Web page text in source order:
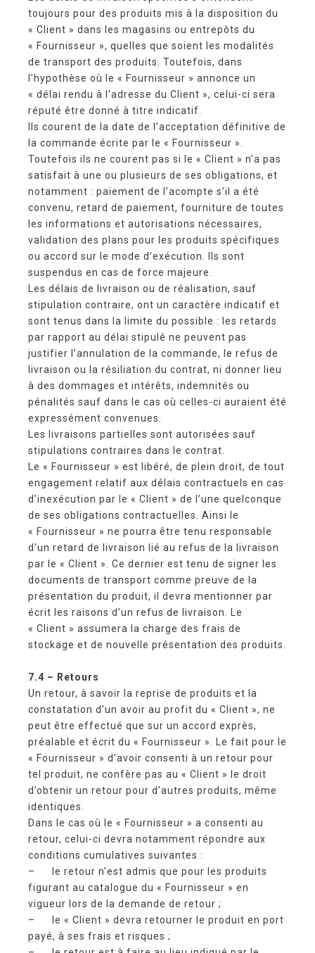
toujours pour des produits mis à la disposition du
« Client » dans les magasins ou entrepôts du
« Fournisseur », quelles que soient les modalités
de transport des produits. Toutefois, dans
l’hypothèse où le « Fournisseur » annonce un
« délai rendu à l’adresse du Client », celui-ci sera
réputé être donné à titre indicatif.
Ils courent de la date de l’acceptation définitive de
la commande écrite par le « Fournisseur ».
Toutefois ils ne courent pas si le « Client » n’a pas
satisfait à une ou plusieurs de ses obligations, et
notamment : paiement de l’acompte s’il a été
convenu, retard de paiement, fourniture de toutes
les informations et autorisations nécessaires,
validation des plans pour les produits spécifiques
ou accord sur le mode d’exécution. Ils sont
suspendus en cas de force majeure.
Les délais de livraison ou de réalisation, sauf
stipulation contraire, ont un caractère indicatif et
sont tenus dans la limite du possible : les retards
par rapport au délai stipulé ne peuvent pas
justifier l’annulation de la commande, le refus de
livraison ou la résiliation du contrat, ni donner lieu
à des dommages et intérêts, indemnités ou
pénalités sauf dans le cas où celles-ci auraient été
expressément convenues.
Les livraisons partielles sont autorisées sauf
stipulations contraires dans le contrat.
Le « Fournisseur » est libéré, de plein droit, de tout
engagement relatif aux délais contractuels en cas
d’inexécution par le « Client » de l’une quelconque
de ses obligations contractuelles. Ainsi le
« Fournisseur » ne pourra être tenu responsable
d’un retard de livraison lié au refus de la livraison
par le « Client ». Ce dernier est tenu de signer les
documents de transport comme preuve de la
présentation du produit, il devra mentionner par
écrit les raisons d’un refus de livraison. Le
« Client » assumera la charge des frais de
stockage et de nouvelle présentation des produits.
7.4 – Retours
Un retour, à savoir la reprise de produits et la
constatation d’un avoir au profit du « Client », ne
peut être effectué que sur un accord exprès,
préalable et écrit du « Fournisseur ». Le fait pour le
« Fournisseur » d’avoir consenti à un retour pour
tel produit, ne confère pas au « Client » le droit
d’obtenir un retour pour d’autres produits, même
identiques.
Dans le cas où le « Fournisseur » a consenti au
retour, celui-ci devra notamment répondre aux
conditions cumulatives suivantes :
– le retour n’est admis que pour les produits
figurant au catalogue du « Fournisseur » en
vigueur lors de la demande de retour ;
– le « Client » devra retourner le produit en port
payé, à ses frais et risques ;